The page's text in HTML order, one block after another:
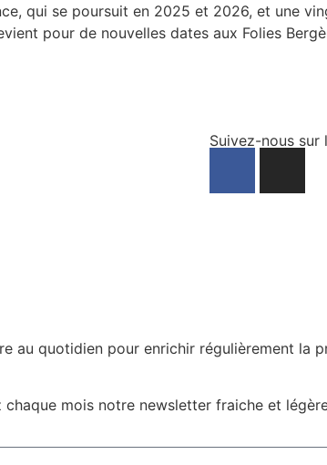
qui se poursuit en 2025 et 2026, et une
pour de nouvelles dates aux Folies
Suivez-nous sur
au quotidien pour enrichir régulièrement la
mois notre newsletter fraiche et